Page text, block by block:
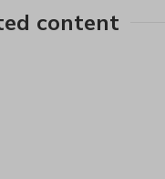
content